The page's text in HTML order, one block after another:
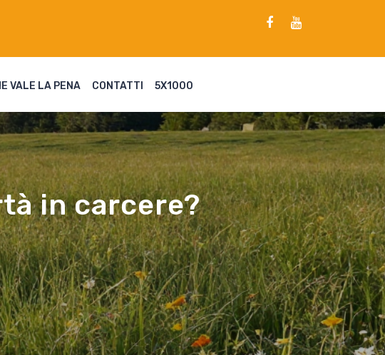
VALE LA PENA CONTATTI 5X1000
in carcere?